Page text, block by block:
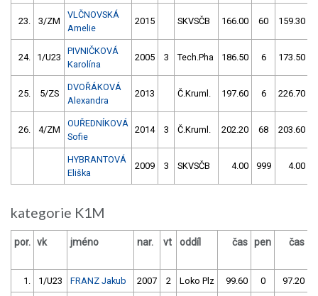
23. 3/ZM
VLČNOVSKÁ
Amelie
2015 SKVSČB 166.00 60 159.30
24. 1/U23
PIVNIČKOVÁ
Karolína
2005 3 Tech.Pha 186.50 6 173.50
25. 5/ZS
DVOŘÁKOVÁ
Alexandra
2013 Č.Kruml. 197.60 6 226.70
26. 4/ZM
OUŘEDNÍKOVÁ
Sofie
2014 3 Č.Kruml. 202.20 68 203.60
HYBRANTOVÁ
Eliška
2009 3 SKVSČB 4.00 999 4.00
kategorie K1M
por. vk jméno nar. vt oddíl čas pen čas
1. 1/U23 FRANZ Jakub 2007 2 Loko Plz 99.60 0 97.20